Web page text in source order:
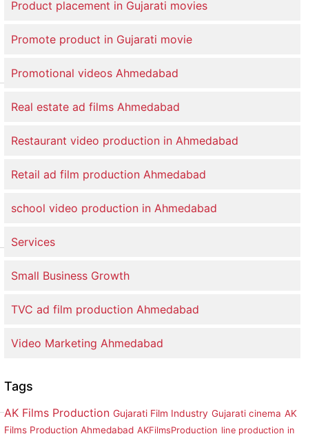
Product placement in Gujarati movies
Promote product in Gujarati movie
Promotional videos Ahmedabad
Real estate ad films Ahmedabad
Restaurant video production in Ahmedabad
Retail ad film production Ahmedabad
school video production in Ahmedabad
Services
Small Business Growth
TVC ad film production Ahmedabad
Video Marketing Ahmedabad
Tags
AK Films Production Gujarati Film Industry Gujarati cinema AK
Films Production Ahmedabad AKFilmsProduction line production in